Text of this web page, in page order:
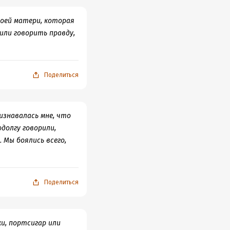
до смерти
борьбой
специалиста.
защитной
крылья, не правда
матери, которая
говорить правду,
Поделиться
мне, что
говорили,
Мы боялись всего,
Поделиться
портсигар или